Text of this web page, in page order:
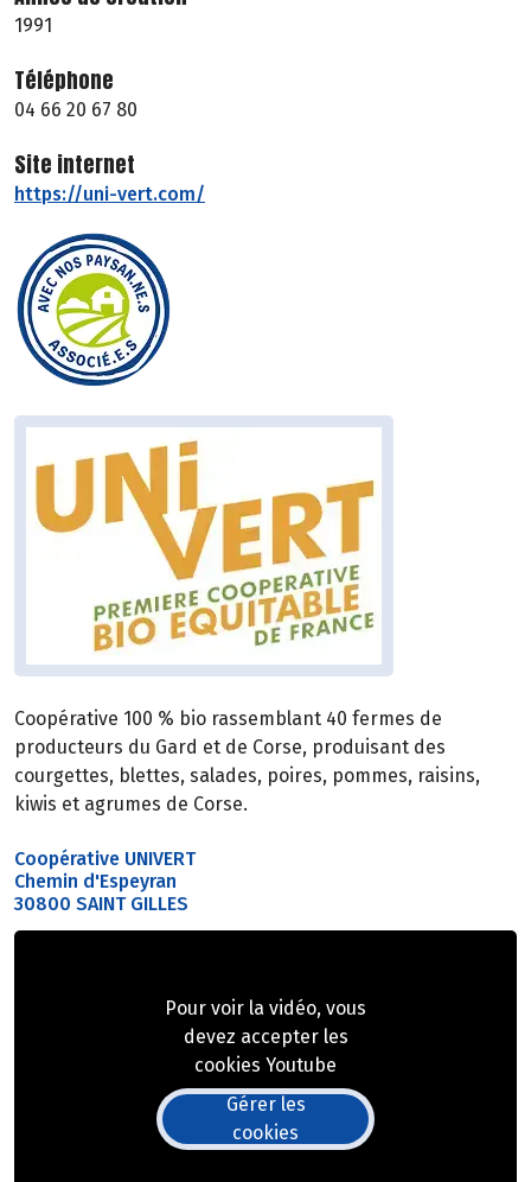
1991
Téléphone
04 66 20 67 80
Site internet
https://uni-vert.com/
Coopérative 100 % bio rassemblant 40 fermes de
producteurs du Gard et de Corse, produisant des
courgettes, blettes, salades, poires, pommes, raisins,
kiwis et agrumes de Corse.
Coopérative UNIVERT
Chemin d'Espeyran
30800 SAINT GILLES
Pour voir la vidéo, vous
devez accepter les
cookies Youtube
Gérer les
cookies